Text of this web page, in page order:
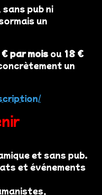
pub ni
un
par mois ou 18 €
un
et sans pub.
et événements